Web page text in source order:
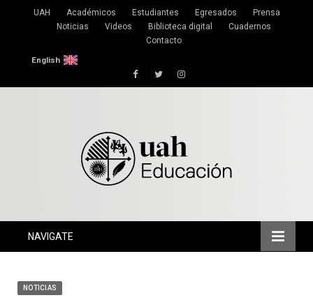
UAH Académicos Estudiantes Egresados
Prensa
Noticias
Videos Biblioteca digital
Cuadernos
Contacto
English
FacebookTwitterInstagram
NAVIGATE
NOTICIAS